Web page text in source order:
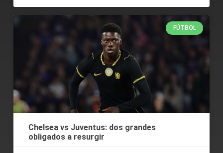
FÚTBOL
Chelsea vs Juventus: dos grandes
obligados a resurgir